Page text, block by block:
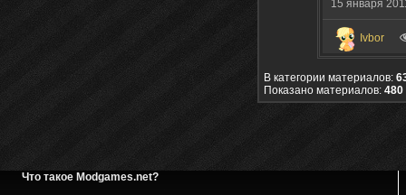
15 января
Ivbor
В категории материалов:
Показано материалов: 480
Что такое Modgames.net?